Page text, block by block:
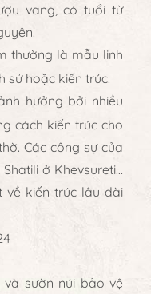
vang, có tuổi từ
thường là mẫu linh
sử hoặc kiến trúc.
hưởng bởi nhiều
cách kiến trúc cho
Các công sự của
ở Khevsureti…
về kiến trúc lâu đài
sườn núi bảo vệ